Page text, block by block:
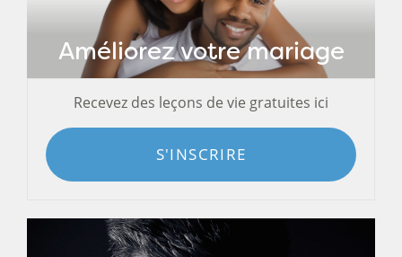
Améliorez votre mariage
Recevez des leçons de vie gratuites ici
S'INSCRIRE